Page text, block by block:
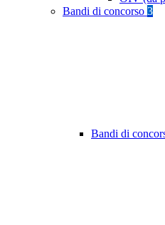
Bandi di concorso 3
Bandi di